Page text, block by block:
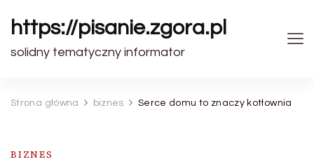
https://pisanie.zgora.pl
solidny tematyczny informator
Strona główna biznes Serce domu to znaczy kotłownia
BIZNES